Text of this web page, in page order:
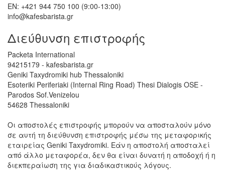
EN: +421 944 750 100 (9:00-13:00)
info@kafesbarista.gr
Διεύθυνση επιστροφής
Packeta International
94215179 - kafesbarista.gr
Geniki Taxydromiki hub Thessaloniki
Esoteriki Periferiaki (Internal Ring Road) Thesi Dialogis OSE -
Parodos Sof.Venizelou
54628 Thessaloniki
Οι αποστολές επιστροφής μπορούν να αποσταλούν μόνο
σε αυτή τη διεύθυνση επιστροφής μέσω της μεταφορικής
εταιρείας Geniki Taxydromiki. Εάν η αποστολή αποσταλεί
από άλλο μεταφορέα, δεν θα είναι δυνατή η αποδοχή ή η
διεκπεραίωση της για διαδικαστικούς λόγους.